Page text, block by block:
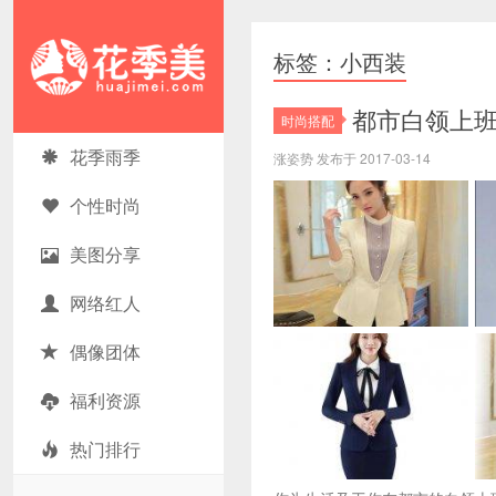
花季美
花季雨季
个性时尚
美图分享
网络红人
偶像团体
福利资源
热门排行
标签：小西装
时尚搭配 都市白领上
涨姿势 发布于 2017-03-14